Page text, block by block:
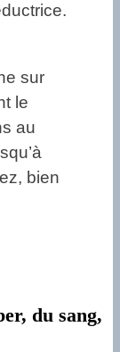
sur
le
au
bien
du sang,